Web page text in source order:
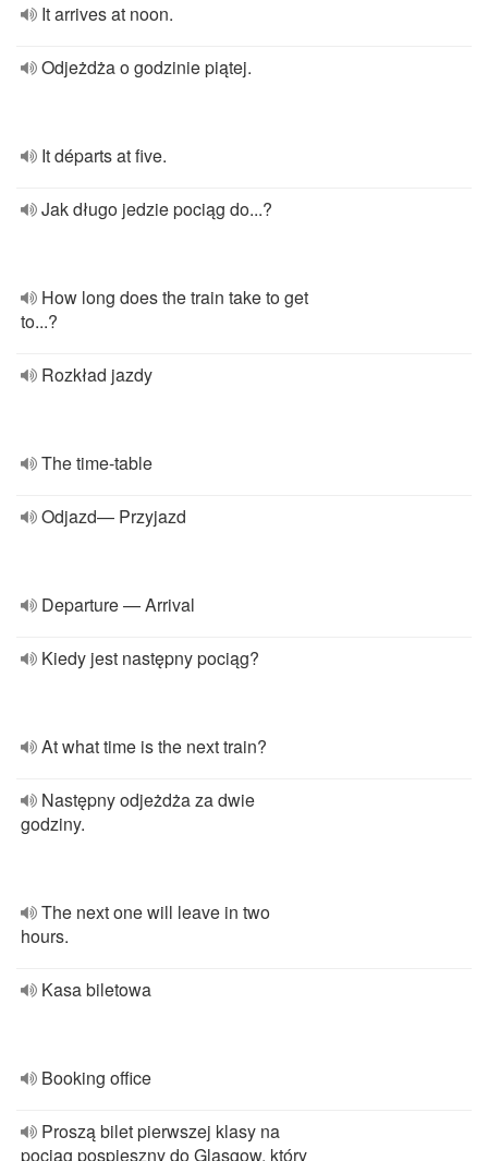
It arrives at noon.
Odjeżdża o godzinie piątej.
It départs at five.
Jak długo jedzie pociąg do...?
How long does the train take to get
to...?
Rozkład jazdy
The time-table
Odjazd— Przyjazd
Departure — Arrival
Kiedy jest następny pociąg?
At what time is the next train?
Następny odjeżdża za dwie
godziny.
The next one will leave in two
hours.
Kasa biletowa
Booking office
Proszą bilet pierwszej klasy na
pociąg pospieszny do Glasgow, który